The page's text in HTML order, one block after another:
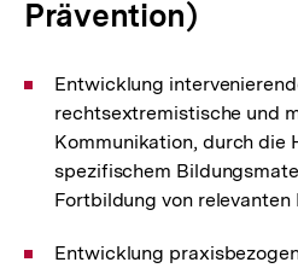
Prävention)
Entwicklung
rechtsextremistische und
Kommunikation, durch die
spezifischem
Fortbildung von
Entwicklung